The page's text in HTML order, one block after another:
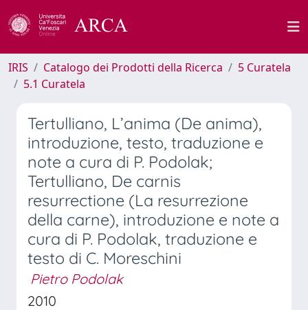
IRIS Catalogo dei Prodotti della Ricerca
5 Curatela
5.1 Curatela
Tertulliano, L’anima (De anima),
introduzione, testo, traduzione e
note a cura di P. Podolak;
Tertulliano, De carnis
resurrectione (La resurrezione
della carne), introduzione e note a
cura di P. Podolak, traduzione e
testo di C. Moreschini
Pietro Podolak
2010